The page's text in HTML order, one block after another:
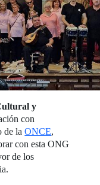
y
con
de laONCE,
con esta ONG
de los